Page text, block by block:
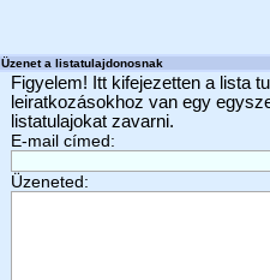
Üzenet a listatulajdonosnak
Figyelem! Itt kifejezetten a lista
leiratkozásokhoz van egy
listatulajokat zavarni.
E-mail címed:
Üzeneted: